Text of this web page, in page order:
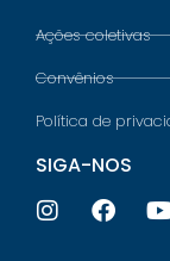
Ações coletivas
Convênios
Política de
SIGA-NOS